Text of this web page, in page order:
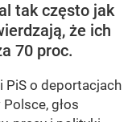
tak często jak
że ich
70 proc.
PiS o deportacjach
głos